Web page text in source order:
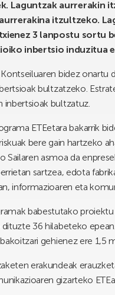
Laguntzak aurrerakin
itzultzeko.
3 lanpostu sortu
inbertsio induzitua
bidez
bultzatzeko.
inbertsioak bultzatuz.
ETEetara bakarrik
bere gain hartzeko
Sailaren asmoa da
sartzea, edota
informazioaren eta
babestutako
36 hilabeteko
gehienez ere 1,5
erakundeak
gizarteko